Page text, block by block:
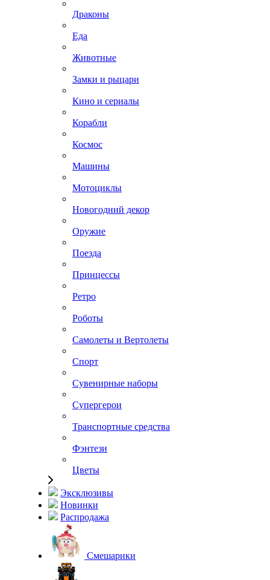
Драконы
Еда
Животные
Замки и рыцари
Кино и сериалы
Корабли
Космос
Машины
Мотоциклы
Новогодний декор
Оружие
Поезда
Принцессы
Ретро
Роботы
Самолеты и Вертолеты
Спорт
Сувенирные наборы
Супергерои
Транспортные средства
Фэнтези
Цветы
Эксклюзивы
Новинки
Распродажа
Смешарики